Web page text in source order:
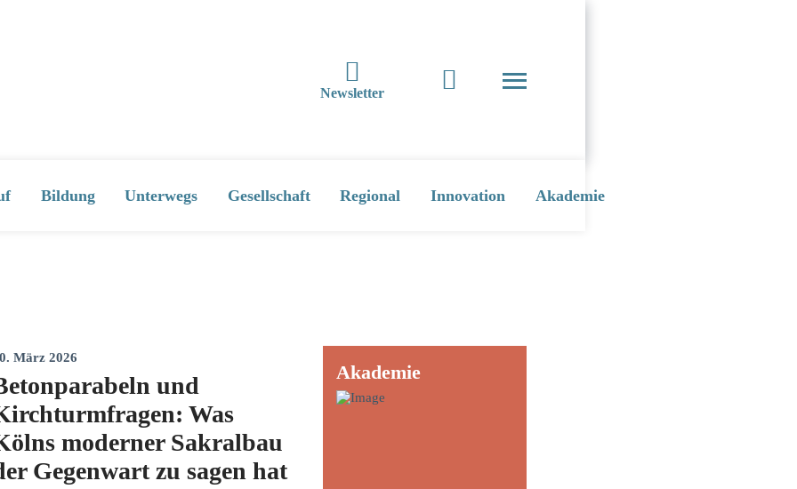
Newsletter
Bildung Unterwegs Gesellschaft Regional Innovation Akademie
März 2026
und
Was
moderner Sakralbau
Gegenwart zu sagen hat
Akademie